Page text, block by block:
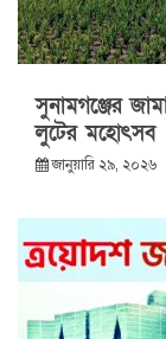
সুনামগঞ্জের
লুটের মহোৎসব
জানুয়ারি ২৯, ২০২৬